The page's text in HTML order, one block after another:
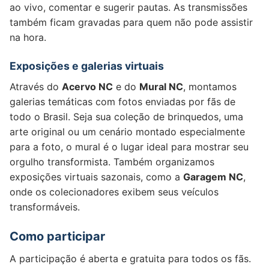
ao vivo, comentar e sugerir pautas. As transmissões
também ficam gravadas para quem não pode assistir
na hora.
Exposições e galerias virtuais
Através do Acervo NC e do Mural NC, montamos
galerias temáticas com fotos enviadas por fãs de
todo o Brasil. Seja sua coleção de brinquedos, uma
arte original ou um cenário montado especialmente
para a foto, o mural é o lugar ideal para mostrar seu
orgulho transformista. Também organizamos
exposições virtuais sazonais, como a Garagem NC,
onde os colecionadores exibem seus veículos
transformáveis.
Como participar
A participação é aberta e gratuita para todos os fãs.